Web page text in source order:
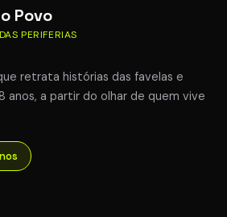
Povo
PERIFERIAS
retrata histórias das favelas e
anos, a partir do olhar de quem vive